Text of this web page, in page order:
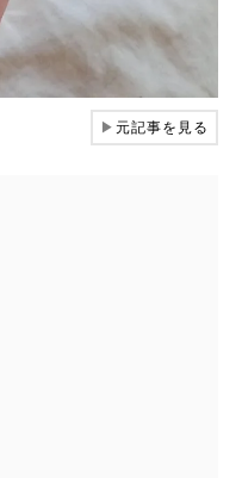
▶元記事を見る